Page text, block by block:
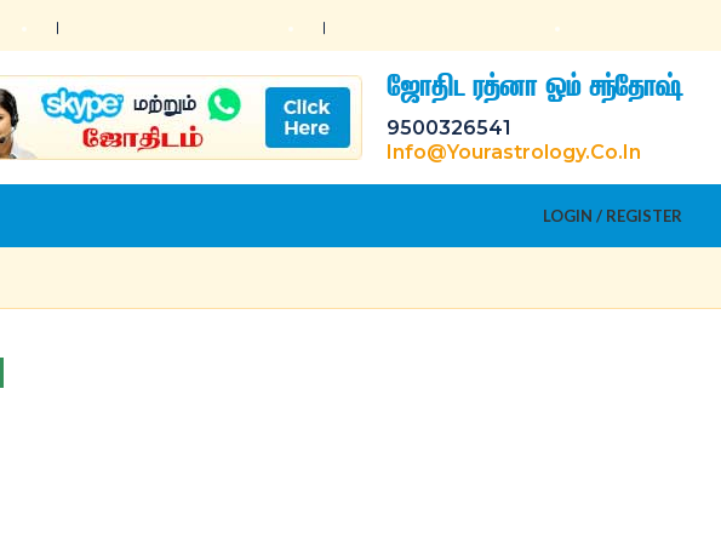
ஜோதிட ரத்னா ஓம் சந்தோஷ்
9500326541
Info@yourastrology.co.in
LOGIN / REGISTER